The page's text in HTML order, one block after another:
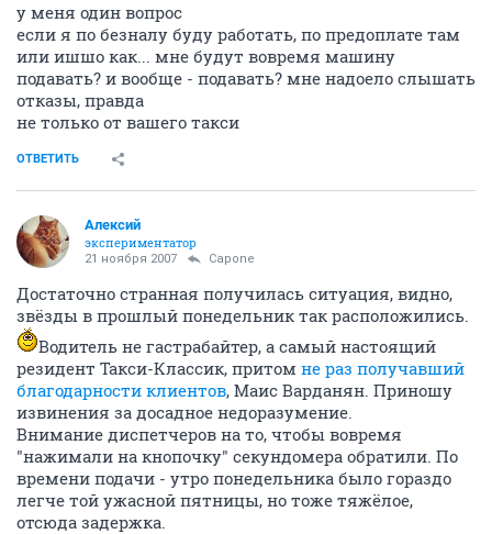
у меня один вопрос
если я по безналу буду работать, по предоплате там
или ишшо как... мне будут вовремя машину
подавать? и вообще - подавать? мне надоело слышать
отказы, правда
не только от вашего такси
ОТВЕТИТЬ
Алексий
экспериментатор
21 ноября 2007 Capone
Достаточно странная получилась ситуация, видно,
звёзды в прошлый понедельник так расположились.
Водитель не гастрабайтер, а самый настоящий
резидент Такси-Классик, притом не раз получавший
благодарности клиентов, Маис Варданян. Приношу
извинения за досадное недоразумение.
Внимание диспетчеров на то, чтобы вовремя
"нажимали на кнопочку" секундомера обратили. По
времени подачи - утро понедельника было гораздо
легче той ужасной пятницы, но тоже тяжёлое,
отсюда задержка.